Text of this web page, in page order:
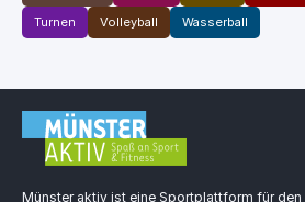
Turnen Volleyball Wasserball
Münster aktiv ist eine Sportplattform für den